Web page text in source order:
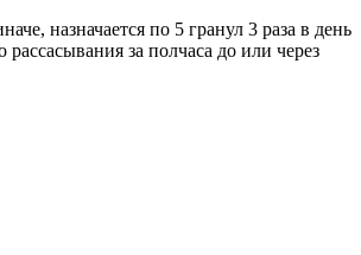
назначается по 5 гранул 3 раза в день
за полчаса до или через